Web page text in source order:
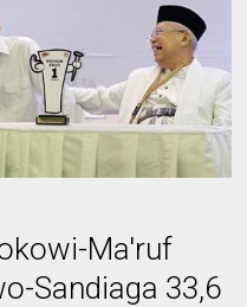
Ma'ruf
Sandiaga 33,6